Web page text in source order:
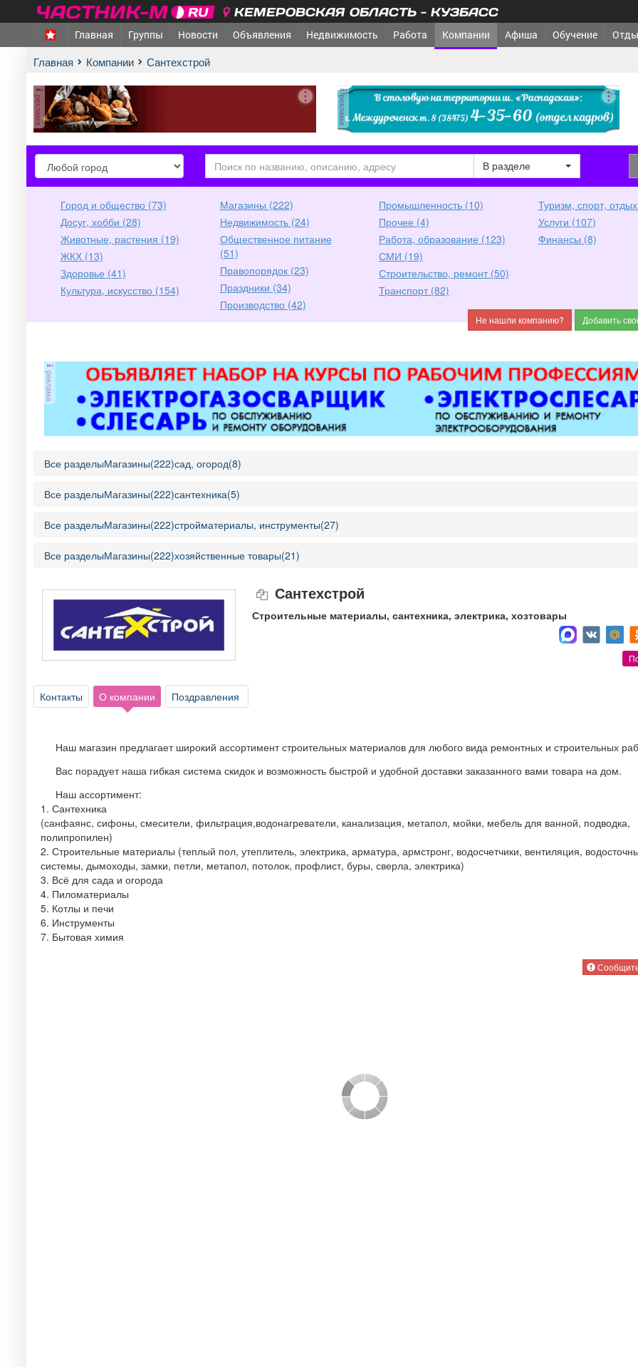
КЕМЕРОВСКАЯ ОБЛАСТЬ - КУЗБАСС
Главная Группы Новости Объявления Недвижимость Работа Компании Афиша Обучение
Главная Компании Сантехстрой
реклама реклама
город город В разделе
Город и общество (73)
Досуг, хобби (28)
Животные, растения (19)
ЖКХ (13)
Здоровье (41)
Культура, искусство (154)
Магазины (222)
Недвижимость (24)
Общественное питание
(51)
Правопорядок (23)
Праздники (34)
Производство (42)
Промышленность (10)
Прочее (4)
Работа, образование (123)
СМИ (19)
Строительство, ремонт (50)
Транспорт (82)
Туризм, спорт,
Услуги (107)
Финансы (8)
реклама
Все разделыМагазины(222)сад, огород(8)
Все разделыМагазины(222)сантехника(5)
Все разделыМагазины(222)стройматериалы, инструменты(27)
Все разделыМагазины(222)хозяйственные товары(21)
Сантехстрой
Строительные материалы, сантехника, электрика, хозтовары
Контакты О компании Поздравления
Наш магазин предлагает широкий ассортимент строительных материалов для любого вида ремонтных и строительных
Вас порадует наша гибкая система скидок и возможность быстрой и удобной доставки заказанного вами товара на дом.
Наш ассортимент:
1. Сантехника
(санфаянс, сифоны, смесители, фильтрация,водонагреватели, канализация, метапол, мойки, мебель для ванной, подводка,
полипропилен)
2. Строительные материалы (теплый пол, утеплитель, электрика, арматура, армстронг, водосчетчики, вентиляция,
системы, дымоходы, замки, петли, метапол, потолок, профлист, буры, сверла, электрика)
3. Всё для сада и огорода
4. Пиломатериалы
5. Котлы и печи
6. Инструменты
7. Бытовая химия